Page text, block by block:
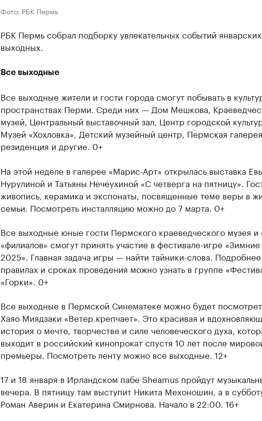
Фото: РБК Пермь
РБК Пермь собрал подборку увлекательных событий январских
выходных.
Все выходные
Все выходные жители и гости города смогут побывать в
пространствах Перми. Среди них — Дом Мешкова,
музей, Центральный выставочный зал, Центр городской
Музей «Хохловка», Детский музейный центр, Пермская
резиденция и другие. 0+
На этой неделе в галерее «Марис-Арт» открылась выставка
Нурулиной и Татьяны Нечеухиной «С четверга на пятницу».
живопись, керамика и экспонаты, посвященные теме веры в
семьи. Посмотреть инсталляцию можно до 7 марта. 0+
Все выходные юные гости Пермского краеведческого музея и
«филиалов» смогут принять участие в фестивале-игре
2025». Главная задача игры — найти тайники-слова.
правилах и сроках проведения можно узнать в группе
«Горки». 0+
Все выходные в Пермской Синематеке можно будет
Хаяо Миядзаки «Ветер крепчает». Это красивая и
история о мечте, творчестве и силе человеческого духа,
выходит в российский кинопрокат спустя 10 лет после
премьеры. Посмотреть ленту можно все выходные. 12+
17 и 18 января в Ирландском пабе Sheamus пройдут
вечера. В пятницу там выступит Никита Мехоношин, а в
Роман Аверин и Екатерина Смирнова. Начало в 22:00. 16+